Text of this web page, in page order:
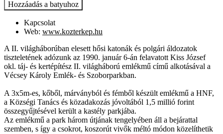
Kapcsolat
Web: www.kozterkep.hu
A II. világháborúban elesett hősi katonák és polgári áldozatok
tiszteletének adózunk az 1990. január 6-án felavatott Kiss József
okl. táj- és kertépítész II. világháború emlékmű című alkotásával a
Vécsey Károly Emlék- és Szoborparkban.
A 3x5m-es, kőből, márványból és fémből készült emlékmű a HNF,
a Községi Tanács és közadakozás jóvoltából 1,5 millió forint
összegyűjtésével került a kastély parkjába.
Az emlékmű a park három útjának tengelyében áll a bejárattal
szemben, s így a csokrot, koszorút vivők méltó módon közelíthetik